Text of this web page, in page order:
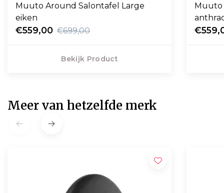
Muuto Around Salontafel Large
eiken
€559,00 €699,00
Bekijk Product
Muuto
Meer van hetzelfde merk